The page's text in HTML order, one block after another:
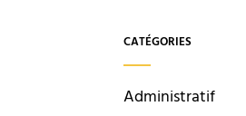
CATÉGORIES
Administratif